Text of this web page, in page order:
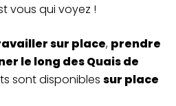
vous qui voyez !
sur place, prendre
le long des Quais de
sont disponibles sur place